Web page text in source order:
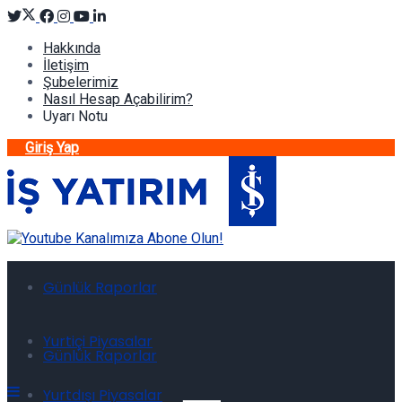
Hakkında
İletişim
Şubelerimiz
Nasıl Hesap Açabilirim?
Uyarı Notu
Giriş Yap
Günlük Raporlar
Yurtiçi Piyasalar
Yurtdışı Piyasalar
Günlük Raporlar